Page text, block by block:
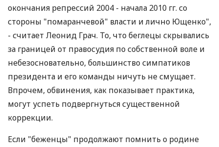
окончания репрессий 2004 - начала 2010 гг. со
стороны "помаранчевой" власти и лично Ющенко",
- считает Леонид Грач. То, что беглецы скрывались
за границей от правосудия по собственной воле и
небезосновательно, большинство симпатиков
президента и его команды ничуть не смущает.
Впрочем, обвинения, как показывает практика,
могут успеть подвергнуться существенной
коррекции.
Если "беженцы" продолжают помнить о родине